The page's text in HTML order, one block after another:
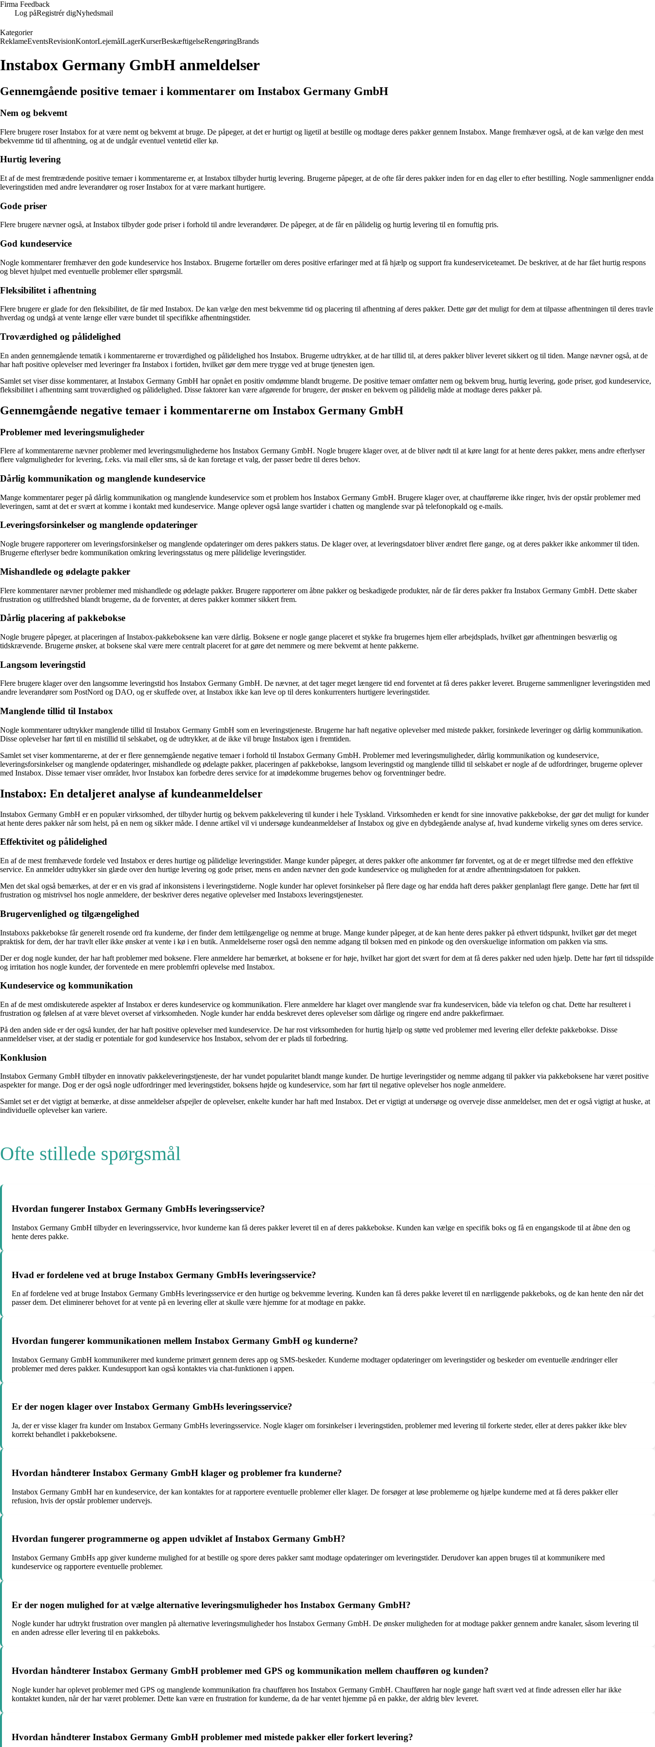
Firma Feedback
Log påRegistrér digNyhedsmail
Kategorier
ReklameEventsRevisionKontorLejemålLagerKurserBeskæftigelseRengøringBrands
Instabox Germany GmbH anmeldelser
Gennemgående positive temaer i kommentarer om Instabox Germany GmbH
Nem og bekvemt
Flere brugere roser Instabox for at være nemt og bekvemt at bruge. De påpeger, at det er hurtigt og ligetil at bestille og modtage deres pakker gennem Instabox. Mange fremhæver også, at de kan vælge den mest
bekvemme tid til afhentning, og at de undgår eventuel ventetid eller kø.
Hurtig levering
Et af de mest fremtrædende positive temaer i kommentarerne er, at Instabox tilbyder hurtig levering. Brugerne påpeger, at de ofte får deres pakker inden for en dag eller to efter bestilling. Nogle sammenligner endda
leveringstiden med andre leverandører og roser Instabox for at være markant hurtigere.
Gode priser
Flere brugere nævner også, at Instabox tilbyder gode priser i forhold til andre leverandører. De påpeger, at de får en pålidelig og hurtig levering til en fornuftig pris.
God kundeservice
Nogle kommentarer fremhæver den gode kundeservice hos Instabox. Brugerne fortæller om deres positive erfaringer med at få hjælp og support fra kundeserviceteamet. De beskriver, at de har fået hurtig respons
og blevet hjulpet med eventuelle problemer eller spørgsmål.
Fleksibilitet i afhentning
Flere brugere er glade for den fleksibilitet, de får med Instabox. De kan vælge den mest bekvemme tid og placering til afhentning af deres pakker. Dette gør det muligt for dem at tilpasse afhentningen til deres travle
hverdag og undgå at vente længe eller være bundet til specifikke afhentningstider.
Troværdighed og pålidelighed
En anden gennemgående tematik i kommentarerne er troværdighed og pålidelighed hos Instabox. Brugerne udtrykker, at de har tillid til, at deres pakker bliver leveret sikkert og til tiden. Mange nævner også, at de
har haft positive oplevelser med leveringer fra Instabox i fortiden, hvilket gør dem mere trygge ved at bruge tjenesten igen.
Samlet set viser disse kommentarer, at Instabox Germany GmbH har opnået en positiv omdømme blandt brugerne. De positive temaer omfatter nem og bekvem brug, hurtig levering, gode priser, god kundeservice,
fleksibilitet i afhentning samt troværdighed og pålidelighed. Disse faktorer kan være afgørende for brugere, der ønsker en bekvem og pålidelig måde at modtage deres pakker på.
Gennemgående negative temaer i kommentarerne om Instabox Germany GmbH
Problemer med leveringsmuligheder
Flere af kommentarerne nævner problemer med leveringsmulighederne hos Instabox Germany GmbH. Nogle brugere klager over, at de bliver nødt til at køre langt for at hente deres pakker, mens andre efterlyser
flere valgmuligheder for levering, f.eks. via mail eller sms, så de kan foretage et valg, der passer bedre til deres behov.
Dårlig kommunikation og manglende kundeservice
Mange kommentarer peger på dårlig kommunikation og manglende kundeservice som et problem hos Instabox Germany GmbH. Brugere klager over, at chaufførerne ikke ringer, hvis der opstår problemer med
leveringen, samt at det er svært at komme i kontakt med kundeservice. Mange oplever også lange svartider i chatten og manglende svar på telefonopkald og e-mails.
Leveringsforsinkelser og manglende opdateringer
Nogle brugere rapporterer om leveringsforsinkelser og manglende opdateringer om deres pakkers status. De klager over, at leveringsdatoer bliver ændret flere gange, og at deres pakker ikke ankommer til tiden.
Brugerne efterlyser bedre kommunikation omkring leveringsstatus og mere pålidelige leveringstider.
Mishandlede og ødelagte pakker
Flere kommentarer nævner problemer med mishandlede og ødelagte pakker. Brugere rapporterer om åbne pakker og beskadigede produkter, når de får deres pakker fra Instabox Germany GmbH. Dette skaber
frustration og utilfredshed blandt brugerne, da de forventer, at deres pakker kommer sikkert frem.
Dårlig placering af pakkebokse
Nogle brugere påpeger, at placeringen af Instabox-pakkeboksene kan være dårlig. Boksene er nogle gange placeret et stykke fra brugernes hjem eller arbejdsplads, hvilket gør afhentningen besværlig og
tidskrævende. Brugerne ønsker, at boksene skal være mere centralt placeret for at gøre det nemmere og mere bekvemt at hente pakkerne.
Langsom leveringstid
Flere brugere klager over den langsomme leveringstid hos Instabox Germany GmbH. De nævner, at det tager meget længere tid end forventet at få deres pakker leveret. Brugerne sammenligner leveringstiden med
andre leverandører som PostNord og DAO, og er skuffede over, at Instabox ikke kan leve op til deres konkurrenters hurtigere leveringstider.
Manglende tillid til Instabox
Nogle kommentarer udtrykker manglende tillid til Instabox Germany GmbH som en leveringstjeneste. Brugerne har haft negative oplevelser med mistede pakker, forsinkede leveringer og dårlig kommunikation.
Disse oplevelser har ført til en mistillid til selskabet, og de udtrykker, at de ikke vil bruge Instabox igen i fremtiden.
Samlet set viser kommentarerne, at der er flere gennemgående negative temaer i forhold til Instabox Germany GmbH. Problemer med leveringsmuligheder, dårlig kommunikation og kundeservice,
leveringsforsinkelser og manglende opdateringer, mishandlede og ødelagte pakker, placeringen af pakkebokse, langsom leveringstid og manglende tillid til selskabet er nogle af de udfordringer, brugerne oplever
med Instabox. Disse temaer viser områder, hvor Instabox kan forbedre deres service for at imødekomme brugernes behov og forventninger bedre.
Instabox: En detaljeret analyse af kundeanmeldelser
Instabox Germany GmbH er en populær virksomhed, der tilbyder hurtig og bekvem pakkelevering til kunder i hele Tyskland. Virksomheden er kendt for sine innovative pakkebokse, der gør det muligt for kunder
at hente deres pakker når som helst, på en nem og sikker måde. I denne artikel vil vi undersøge kundeanmeldelser af Instabox og give en dybdegående analyse af, hvad kunderne virkelig synes om deres service.
Effektivitet og pålidelighed
En af de mest fremhævede fordele ved Instabox er deres hurtige og pålidelige leveringstider. Mange kunder påpeger, at deres pakker ofte ankommer før forventet, og at de er meget tilfredse med den effektive
service. En anmelder udtrykker sin glæde over den hurtige levering og gode priser, mens en anden nævner den gode kundeservice og muligheden for at ændre afhentningsdatoen for pakken.
Men det skal også bemærkes, at der er en vis grad af inkonsistens i leveringstiderne. Nogle kunder har oplevet forsinkelser på flere dage og har endda haft deres pakker genplanlagt flere gange. Dette har ført til
frustration og mistrivsel hos nogle anmeldere, der beskriver deres negative oplevelser med Instaboxs leveringstjenester.
Brugervenlighed og tilgængelighed
Instaboxs pakkebokse får generelt rosende ord fra kunderne, der finder dem lettilgængelige og nemme at bruge. Mange kunder påpeger, at de kan hente deres pakker på ethvert tidspunkt, hvilket gør det meget
praktisk for dem, der har travlt eller ikke ønsker at vente i kø i en butik. Anmeldelserne roser også den nemme adgang til boksen med en pinkode og den overskuelige information om pakken via sms.
Der er dog nogle kunder, der har haft problemer med boksene. Flere anmeldere har bemærket, at boksene er for høje, hvilket har gjort det svært for dem at få deres pakker ned uden hjælp. Dette har ført til tidsspilde
og irritation hos nogle kunder, der forventede en mere problemfri oplevelse med Instabox.
Kundeservice og kommunikation
En af de mest omdiskuterede aspekter af Instabox er deres kundeservice og kommunikation. Flere anmeldere har klaget over manglende svar fra kundeservicen, både via telefon og chat. Dette har resulteret i
frustration og følelsen af at være blevet overset af virksomheden. Nogle kunder har endda beskrevet deres oplevelser som dårlige og ringere end andre pakkefirmaer.
På den anden side er der også kunder, der har haft positive oplevelser med kundeservice. De har rost virksomheden for hurtig hjælp og støtte ved problemer med levering eller defekte pakkebokse. Disse
anmeldelser viser, at der stadig er potentiale for god kundeservice hos Instabox, selvom der er plads til forbedring.
Konklusion
Instabox Germany GmbH tilbyder en innovativ pakkeleveringstjeneste, der har vundet popularitet blandt mange kunder. De hurtige leveringstider og nemme adgang til pakker via pakkeboksene har været positive
aspekter for mange. Dog er der også nogle udfordringer med leveringstider, boksens højde og kundeservice, som har ført til negative oplevelser hos nogle anmeldere.
Samlet set er det vigtigt at bemærke, at disse anmeldelser afspejler de oplevelser, enkelte kunder har haft med Instabox. Det er vigtigt at undersøge og overveje disse anmeldelser, men det er også vigtigt at huske, at
individuelle oplevelser kan variere.
Ofte stillede spørgsmål
Hvordan fungerer Instabox Germany GmbHs leveringsservice?
Instabox Germany GmbH tilbyder en leveringsservice, hvor kunderne kan få deres pakker leveret til en af deres pakkebokse. Kunden kan vælge en specifik boks og få en engangskode til at åbne den og
hente deres pakke.
Hvad er fordelene ved at bruge Instabox Germany GmbHs leveringsservice?
En af fordelene ved at bruge Instabox Germany GmbHs leveringsservice er den hurtige og bekvemme levering. Kunden kan få deres pakke leveret til en nærliggende pakkeboks, og de kan hente den når det
passer dem. Det eliminerer behovet for at vente på en levering eller at skulle være hjemme for at modtage en pakke.
Hvordan fungerer kommunikationen mellem Instabox Germany GmbH og kunderne?
Instabox Germany GmbH kommunikerer med kunderne primært gennem deres app og SMS-beskeder. Kunderne modtager opdateringer om leveringstider og beskeder om eventuelle ændringer eller
problemer med deres pakker. Kundesupport kan også kontaktes via chat-funktionen i appen.
Er der nogen klager over Instabox Germany GmbHs leveringsservice?
Ja, der er visse klager fra kunder om Instabox Germany GmbHs leveringsservice. Nogle klager om forsinkelser i leveringstiden, problemer med levering til forkerte steder, eller at deres pakker ikke blev
korrekt behandlet i pakkeboksene.
Hvordan håndterer Instabox Germany GmbH klager og problemer fra kunderne?
Instabox Germany GmbH har en kundeservice, der kan kontaktes for at rapportere eventuelle problemer eller klager. De forsøger at løse problemerne og hjælpe kunderne med at få deres pakker eller
refusion, hvis der opstår problemer undervejs.
Hvordan fungerer programmerne og appen udviklet af Instabox Germany GmbH?
Instabox Germany GmbHs app giver kunderne mulighed for at bestille og spore deres pakker samt modtage opdateringer om leveringstider. Derudover kan appen bruges til at kommunikere med
kundeservice og rapportere eventuelle problemer.
Er der nogen mulighed for at vælge alternative leveringsmuligheder hos Instabox Germany GmbH?
Nogle kunder har udtrykt frustration over manglen på alternative leveringsmuligheder hos Instabox Germany GmbH. De ønsker muligheden for at modtage pakker gennem andre kanaler, såsom levering til
en anden adresse eller levering til en pakkeboks.
Hvordan håndterer Instabox Germany GmbH problemer med GPS og kommunikation mellem chaufføren og kunden?
Nogle kunder har oplevet problemer med GPS og manglende kommunikation fra chaufføren hos Instabox Germany GmbH. Chaufføren har nogle gange haft svært ved at finde adressen eller har ikke
kontaktet kunden, når der har været problemer. Dette kan være en frustration for kunderne, da de har ventet hjemme på en pakke, der aldrig blev leveret.
Hvordan håndterer Instabox Germany GmbH problemer med mistede pakker eller forkert levering?